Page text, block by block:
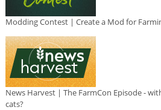
Modding Contest | Create a Mod for
News Harvest | The FarmCon Episode -
cats?